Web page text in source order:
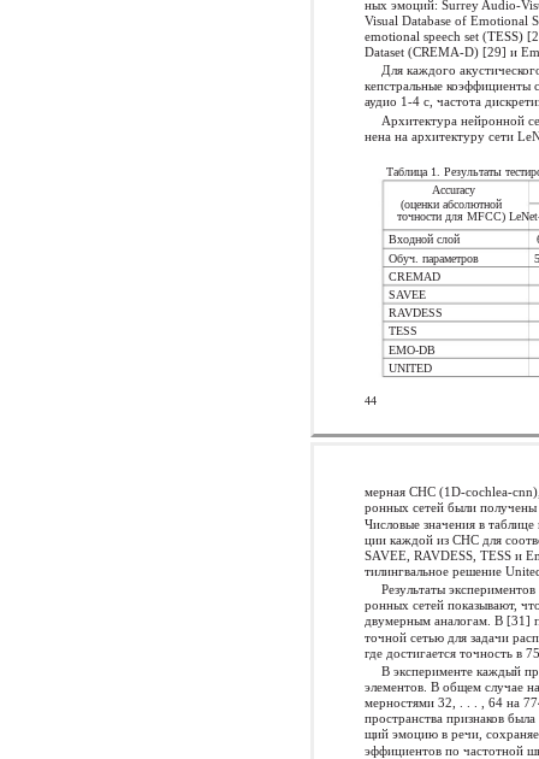
ных эмоций: Surrey Audio-
Visual Database of Emotional
emotional speech set (TESS)
Dataset (CREMA-D) [29] и
Для каждого
кепстральные коэффициенты
аудио 1-4 с, частота
Архитектура нейронной
нена на архитектуру сети
Таблица 1. Результаты
Accuracy
(оценки абсолютной
точности для MFCC)
Входной слой
Обуч. параметров
CREMAD
SAVEE
RAVDESS
TESS
EMO-DB
UNITED
44
мерная СНС (1D-cochlea-
ронных сетей были получены
Числовые значения в
ции каждой из СНС для
SAVEE, RAVDESS, TESS и
тилингвальное решение
Результаты
ронных сетей показывают,
двумерным аналогам. В [31]
точной сетью для задачи
где достигается точность в
В эксперименте каждый
элементов. В общем случае
мерностями 32, . . . , 64 на
пространства признаков
щий эмоцию в речи,
эффициентов по частотной